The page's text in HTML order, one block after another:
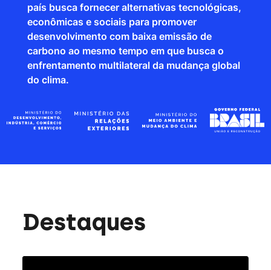
país busca fornecer alternativas tecnológicas,
econômicas e sociais para promover
desenvolvimento com baixa emissão de
carbono ao mesmo tempo em que busca o
enfrentamento multilateral da mudança global
do clima.
Destaques